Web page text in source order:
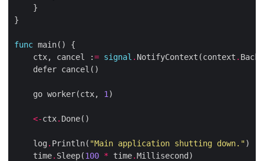
func
    ctx, cancel :
= signal . NotifyContext(context .
    go worker(ctx,
1
<-ctx.
    log
. Println( "Main application shutting down."
    time
. Sleep(100 * time.